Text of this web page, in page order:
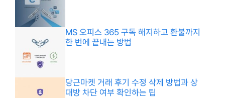
MS 오피스 365 구독 해지하고 환불까지
한 번에 끝내는 방법
당근마켓 거래 후기 수정 삭제 방법과 상
대방 차단 여부 확인하는 팁